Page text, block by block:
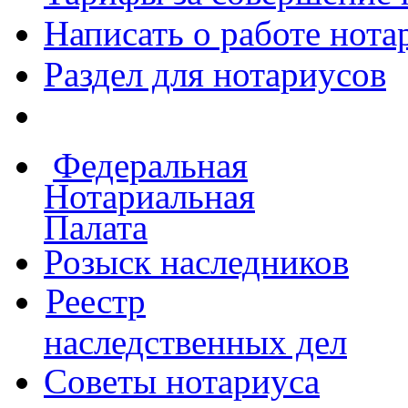
Написать о работе
Раздел для нотариусов
Федеральная
Нотариальная
Палата
Розыск наследников
Реестр
наследственных дел
Советы нотариуса